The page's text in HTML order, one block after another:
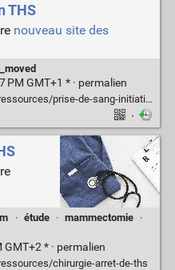
THS
nouveau site des
_moved
GMT+1 * · permalien
prise-de-sang-initiation-ths
·
· étude · mammectomie
·
* · permalien
chirurgie-arret-de-ths